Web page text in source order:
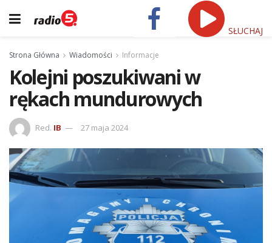
SŁUCHAJ
Strona Główna Wiadomości Informacje
Kolejni poszukiwani w
rękach mundurowych
Red. IB 27 maja 2024